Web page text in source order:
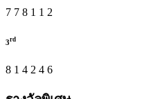
7 7 8 1 1 2
3rd
8 1 4 2 4 6